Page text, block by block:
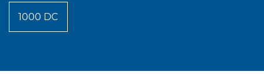
1000 DC